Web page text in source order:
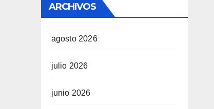
ARCHIVOS
agosto 2026
julio 2026
junio 2026